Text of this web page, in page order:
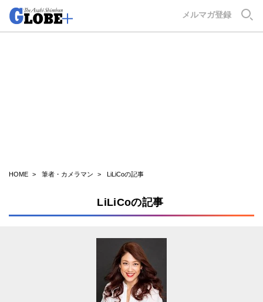
メルマガ登録
HOME 筆者・カメラマン LiLiCoの記事
LiLiCoの記事